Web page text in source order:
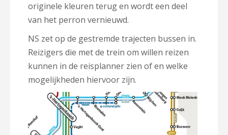
originele kleuren terug en wordt een deel
van het perron vernieuwd.
NS zet op de gestremde trajecten bussen in.
Reizigers die met de trein om willen reizen
kunnen in de reisplanner zien of en welke
mogelijkheden hiervoor zijn.